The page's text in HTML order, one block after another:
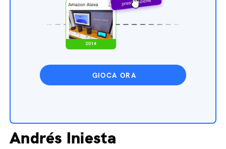
GIOCA ORA
Andrés Iniesta